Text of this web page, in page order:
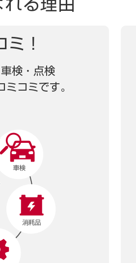
る理由
ミ！
検・点検
コミです。